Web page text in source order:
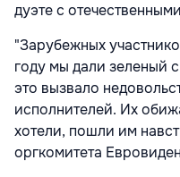
дуэте с
"Зарубежных
году мы дали зеленый
это вызвало
исполнителей. Их
хотели, пошли им
оргкомитета